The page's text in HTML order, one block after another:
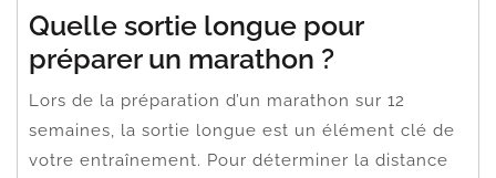
Quelle sortie longue pour
préparer un marathon ?
Lors de la préparation d’un marathon sur 12
semaines, la sortie longue est un élément clé de
votre entraînement. Pour déterminer la distance